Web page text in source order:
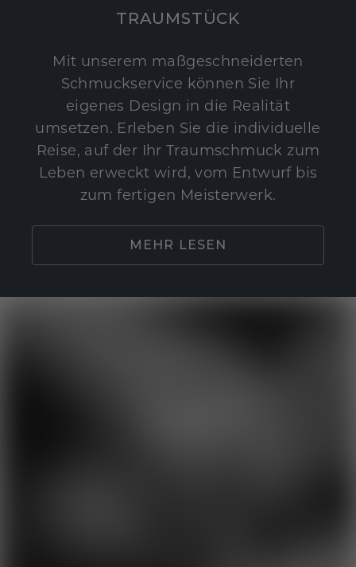
TRAUMSTÜCK
Mit unserem maßgeschneiderten
Schmuckservice können Sie Ihr
eigenes Design in die Realität
umsetzen. Erleben Sie die individuelle
Reise, auf der Ihr Traumschmuck zum
Leben erweckt wird, vom Entwurf bis
zum fertigen Meisterwerk.
MEHR LESEN